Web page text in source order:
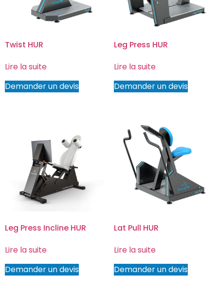
Twist HUR
Lire la suite
Demander un devis
Leg Press HUR
Lire la suite
Demander un devis
Leg Press Incline HUR
Lire la suite
Demander un devis
Lat Pull HUR
Lire la suite
Demander un devis